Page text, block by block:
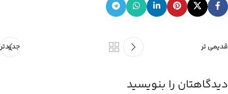
جدیدتر قدیمی تر
دیدگاهتان را بنویسید